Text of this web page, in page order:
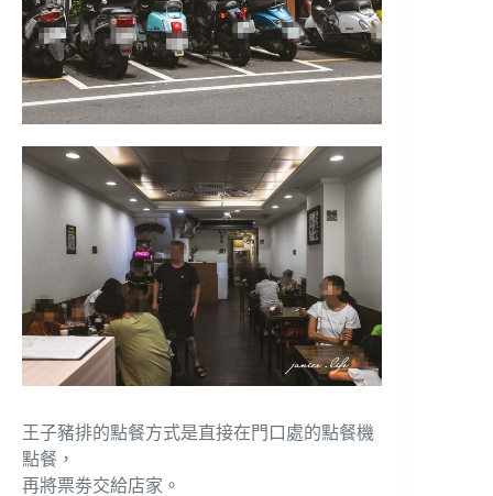
王子豬排的點餐方式是直接在門口處的點餐機
點餐，
再將票劵交給店家。